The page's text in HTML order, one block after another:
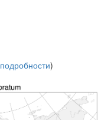
подробности)